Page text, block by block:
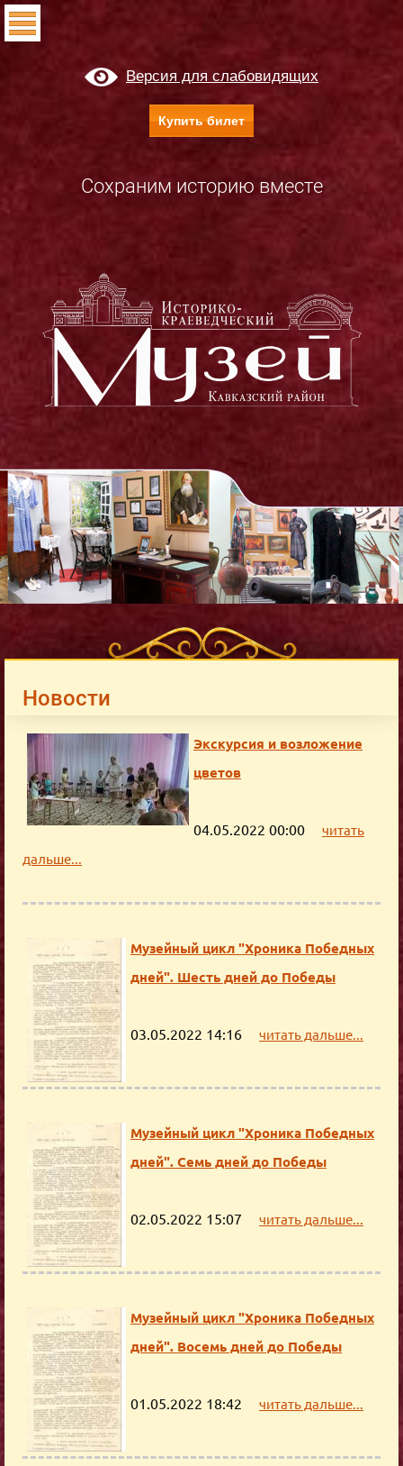
Версия для слабовидящих
Купить билет
Сохраним историю вместе
Новости
Экскурсия и возложение
цветов
04.05.2022 00:00
читать
дальше...
Музейный цикл "Хроника Победных
дней". Шесть дней до Победы
03.05.2022 14:16 читать дальше...
Музейный цикл "Хроника Победных
дней". Семь дней до Победы
02.05.2022 15:07 читать дальше...
Музейный цикл "Хроника Победных
дней". Восемь дней до Победы
01.05.2022 18:42 читать дальше...